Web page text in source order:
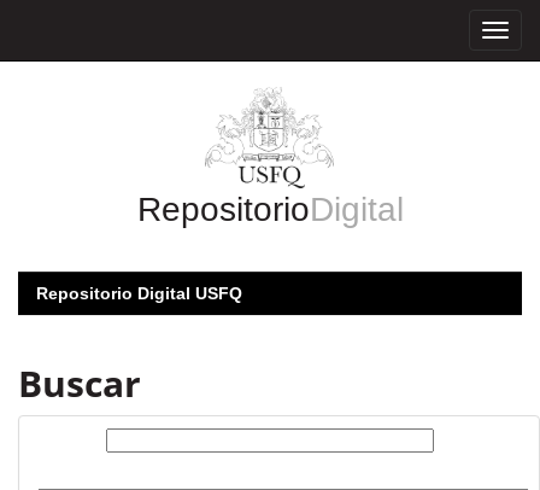
RepositorioDigital
Repositorio Digital USFQ
Buscar